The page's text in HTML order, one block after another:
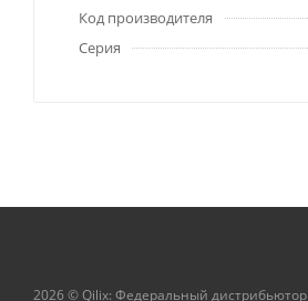
Код производителя
Серия
2026 © Qilix: Федеральный дистрибьютор